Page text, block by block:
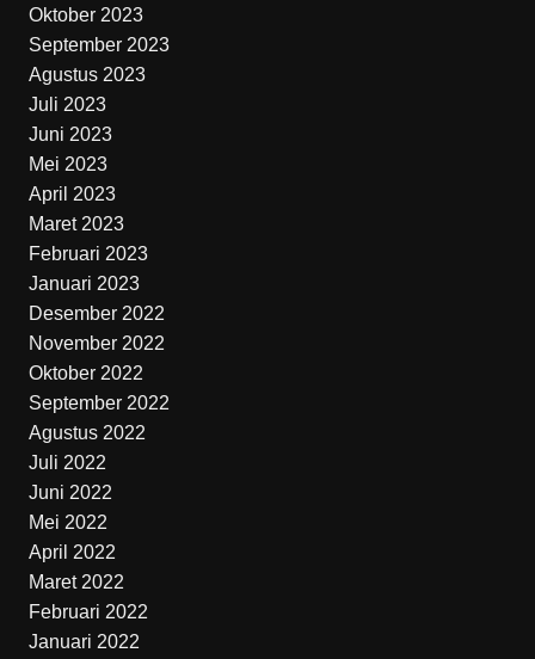
Oktober 2023
September 2023
Agustus 2023
Juli 2023
Juni 2023
Mei 2023
April 2023
Maret 2023
Februari 2023
Januari 2023
Desember 2022
November 2022
Oktober 2022
September 2022
Agustus 2022
Juli 2022
Juni 2022
Mei 2022
April 2022
Maret 2022
Februari 2022
Januari 2022